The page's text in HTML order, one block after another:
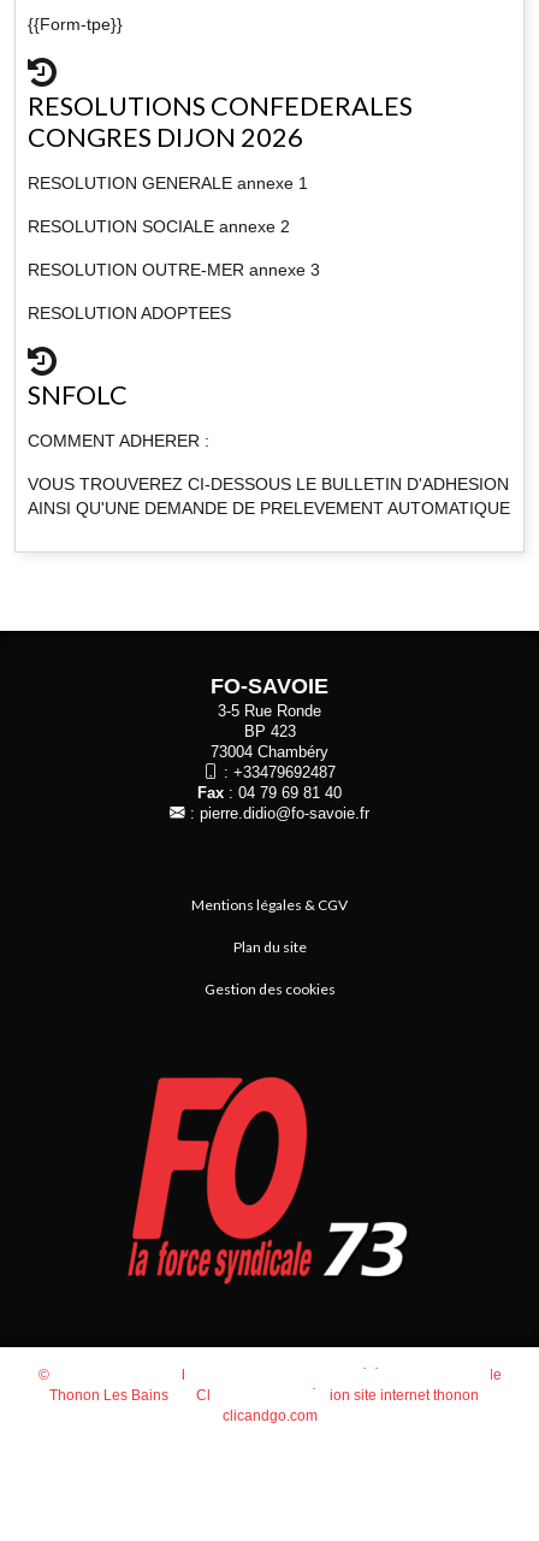
{{Form-tpe}}
RESOLUTIONS CONFEDERALES
CONGRES DIJON 2026
RESOLUTION GENERALE annexe 1
RESOLUTION SOCIALE annexe 2
RESOLUTION OUTRE-MER annexe 3
RESOLUTION ADOPTEES
SNFOLC
COMMENT ADHERER :
VOUS TROUVEREZ CI-DESSOUS LE BULLETIN D'ADHESION
AINSI QU'UNE DEMANDE DE PRELEVEMENT AUTOMATIQUE
FO-SAVOIE
3-5 Rue Ronde
BP 423
73004 Chambéry
: +33479692487
Fax : 04 79 69 81 40
: pierre.didio@fo-savoie.fr
Mentions légales & CGV
Plan du site
Gestion des cookies
© 2026 Agence Web Thonon Les Bains
Référencement Google
Thonon Les Bains
Clic And Go
création site internet thonon
clicandgo.com